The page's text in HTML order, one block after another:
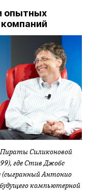
опытных
Силиконовой
гдеСтив Джобс
(сыгранный Антонио
компьютерной